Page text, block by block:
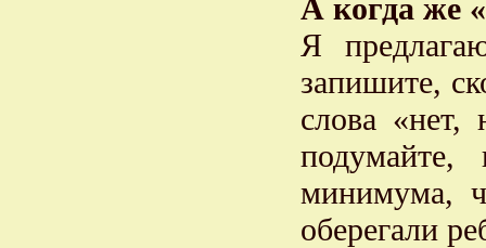
А когда же
Я
запишите,
слова «нет,
минимума,
оберегали